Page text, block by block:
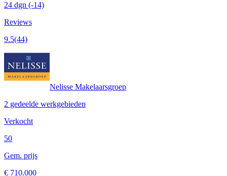
24 dgn (-14)
Reviews
9.5(44)
Nelisse Makelaarsgroep
2 gedeelde werkgebieden
Verkocht
50
Gem. prijs
€ 710.000